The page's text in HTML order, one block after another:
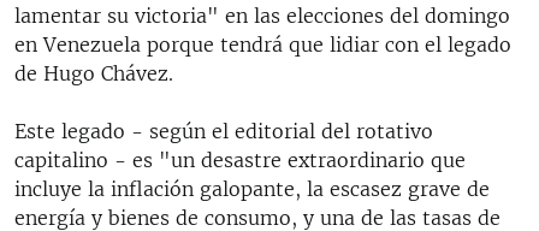
lamentar su victoria" en las elecciones del domingo
en Venezuela porque tendrá que lidiar con el legado
de Hugo Chávez.
Este legado - según el editorial del rotativo
capitalino - es "un desastre extraordinario que
incluye la inflación galopante, la escasez grave de
energía y bienes de consumo, y una de las tasas de